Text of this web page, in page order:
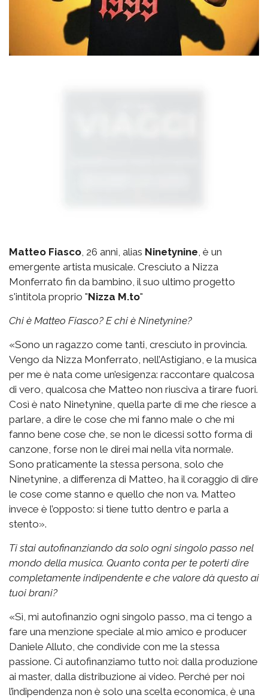
Matteo Fiasco , 26 anni, alias Ninetynine , è un
emergente artista musicale. Cresciuto a Nizza
Monferrato fin da bambino, il suo ultimo progetto
s'intitola proprio "Nizza M.to"
Chi è Matteo Fiasco? E chi è Ninetynine?
«Sono un ragazzo come tanti, cresciuto in provincia.
Vengo da Nizza Monferrato, nell’Astigiano, e la musica
per me è nata come un’esigenza: raccontare qualcosa
di vero, qualcosa che Matteo non riusciva a tirare fuori.
Così è nato Ninetynine, quella parte di me che riesce a
parlare, a dire le cose che mi fanno male o che mi
fanno bene cose che, se non le dicessi sotto forma di
canzone, forse non le direi mai nella vita normale.
Sono praticamente la stessa persona, solo che
Ninetynine, a differenza di Matteo, ha il coraggio di dire
le cose come stanno e quello che non va. Matteo
invece è l’opposto: si tiene tutto dentro e parla a
stento».
Ti stai autofinanziando da solo ogni singolo passo nel
mondo della musica. Quanto conta per te poterti dire
completamente indipendente e che valore dà questo ai
tuoi brani?
«Sì, mi autofinanzio ogni singolo passo, ma ci tengo a
fare una menzione speciale al mio amico e producer
Daniele Alluto, che condivide con me la stessa
passione. Ci autofinanziamo tutto noi: dalla produzione
ai master, dalla distribuzione ai video. Perché per noi
l’indipendenza non è solo una scelta economica, è una